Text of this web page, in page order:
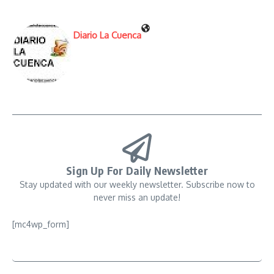
Diario La Cuenca
Sign Up For Daily Newsletter
Stay updated with our weekly newsletter. Subscribe now to
never miss an update!
[mc4wp_form]